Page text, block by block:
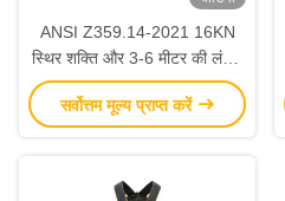
ANSI Z359.14-2021 16KN
स्थिर शक्ति और 3-6 मीटर की लंबाई
के साथ प्रमाणित retractable गिरने
arrestor गिरने arresting प्रणाली
सर्वोत्तम मूल्य प्राप्त करें